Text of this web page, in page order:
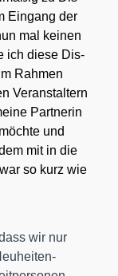
Ein­gang der
mal kei­nen
ich die­se Dis­
Rah­men
Ver­an­stal­tern
Part­ne­rin
und
mit in die
so kurz wie
wir nur